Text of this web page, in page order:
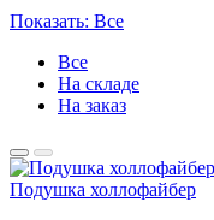
Показать: Все
Все
На складе
На заказ
Подушка холлофайбер